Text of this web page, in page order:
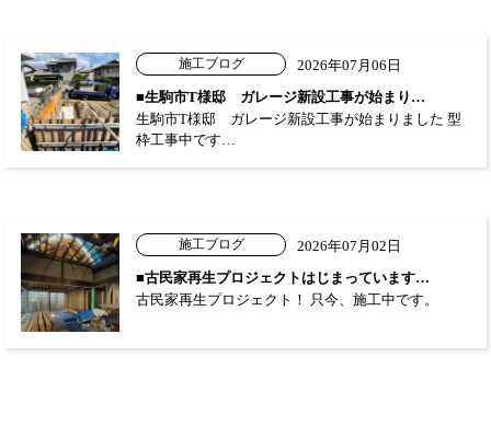
施工ブログ
2026年07月06日
■生駒市T様邸 ガレージ新設工事が始まり…
生駒市T様邸 ガレージ新設工事が始まりました 型
枠工事中です…
施工ブログ
2026年07月02日
■古民家再生プロジェクトはじまっています…
古民家再生プロジェクト！ 只今、施工中です。